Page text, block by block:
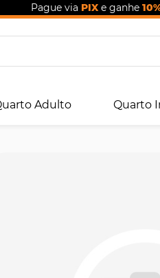
Pague via PIXe ganhe
Adulto Quarto